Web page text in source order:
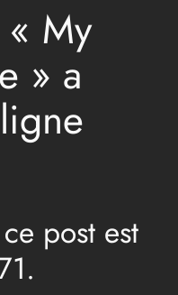
My
» a
post est